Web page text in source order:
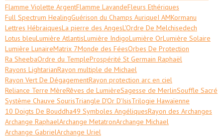
Flamme Violette ArgentFlamme LavandeFleurs Ethériques
Full Spectrum HealingGuérison du Champs AuriqueI AMKormanu
Lettres HébraiquesLa pierre des AngesL'Ordre De Melchisedech
Lotus bleuLumière AtlantisLumière IndigoLumière OrLumière Solaire
Lumière LunaireMatrix 7Monde des FéesOrbes De Protection
Ra SheebaOrdre du TempleProspérité St Germain Raphaël
Rayons LightarianRayon multiple de Michael
Rayon Vert De DégagementRayon protection arc en ciel
Reliance Terre MèreRêves de LumièreSagesse de MerlinSouffle Sacré
Système Chauve SourisTriangle D'Or D'IsisTrilogie Hawaïenne
10 Doigts De Bouddha49 Symboles AngéliquesRayon des Archanges
Archange RaphaelArchange MetatronArchange Michael
Archange GabrielArchange Uriel